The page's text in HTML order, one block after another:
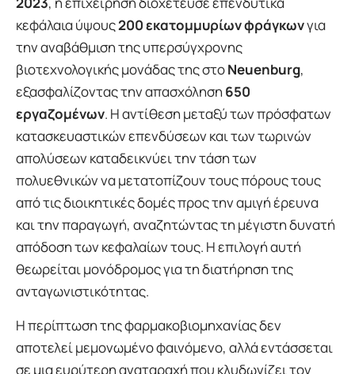
κεφάλαια ύψους200 εκατομμυρίων φράγκωνγια
την αναβάθμιση της υπερσύγχρονης
βιοτεχνολογικής μονάδας της στοNeuenburg,
εξασφαλίζοντας την απασχόληση 650
εργαζομένων. Η αντίθεση μεταξύ των πρόσφατων
κατασκευαστικών επενδύσεων και των τωρινών
απολύσεων καταδεικνύει την τάση των
πολυεθνικών να μετατοπίζουν τους πόρους τους
από τις διοικητικές δομές προς την αμιγή έρευνα
και την παραγωγή, αναζητώντας τη μέγιστη δυνατή
απόδοση των κεφαλαίων τους. Η επιλογή αυτή
θεωρείται μονόδρομος για τη διατήρηση της
ανταγωνιστικότητας.
Η περίπτωση της φαρμακοβιομηχανίας δεν
αποτελεί μεμονωμένο φαινόμενο, αλλά εντάσσεται
σε μια ευρύτερη αναταραχή που κλυδωνίζει τον